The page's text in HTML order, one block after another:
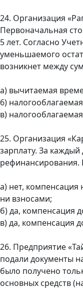
24. Организация
Первоначальная
5 лет. Согласно
уменьшаемого
возникнет между
а) вычитаемая
6)
в)
25. Организация
зарплату. За
рефинансирования.
а) нет, компенсация
ни взносами;
б) да, компенсация
в) да, компенсация
26. Предприятие
подали документы
было получено
основных средств